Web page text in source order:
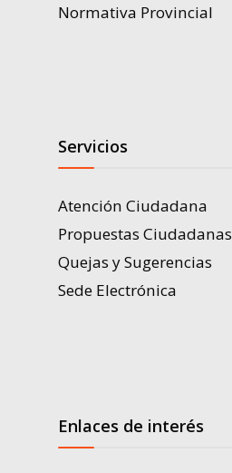
Normativa Provincial
Servicios
Atención Ciudadana
Propuestas Ciudadanas
Quejas y Sugerencias
Sede Electrónica
Enlaces de interés